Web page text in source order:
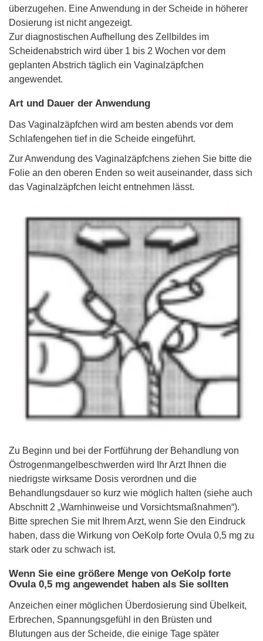
überzugehen. Eine Anwendung in der Scheide in höherer
Dosierung ist nicht angezeigt.
Zur diagnostischen Aufhellung des Zellbildes im
Scheidenabstrich wird über 1 bis 2 Wochen vor dem
geplanten Abstrich täglich ein Vaginalzäpfchen
angewendet.
Art und Dauer der Anwendung
Das Vaginalzäpfchen wird am besten abends vor dem
Schlafengehen tief in die Scheide eingeführt.
Zur Anwendung des Vaginalzäpfchens ziehen Sie bitte die
Folie an den oberen Enden so weit auseinander, dass sich
das Vaginalzäpfchen leicht entnehmen lässt.
Zu Beginn und bei der Fortführung der Behandlung von
Östrogenmangelbeschwerden wird Ihr Arzt Ihnen die
niedrigste wirksame Dosis verordnen und die
Behandlungsdauer so kurz wie möglich halten (siehe auch
Abschnitt 2 „Warnhinweise und Vorsichtsmaßnahmen“).
Bitte sprechen Sie mit Ihrem Arzt, wenn Sie den Eindruck
haben, dass die Wirkung von OeKolp forte Ovula 0,5 mg zu
stark oder zu schwach ist.
Wenn Sie eine größere Menge von OeKolp forte
Ovula 0,5 mg angewendet haben als Sie sollten
Anzeichen einer möglichen Überdosierung sind Übelkeit,
Erbrechen, Spannungsgefühl in den Brüsten und
Blutungen aus der Scheide, die einige Tage später